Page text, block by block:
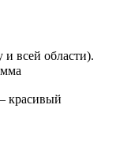
и всей области).
красивый